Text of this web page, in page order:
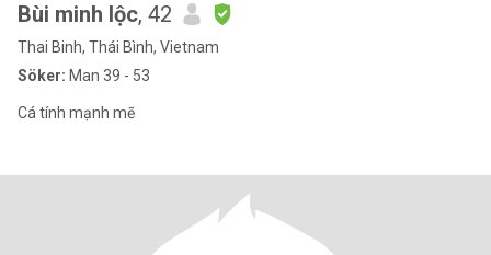
Bùi minh lộc, 42
Thai Binh, Thái Bình, Vietnam
Söker: Man 39 - 53
Cá tính mạnh mẽ